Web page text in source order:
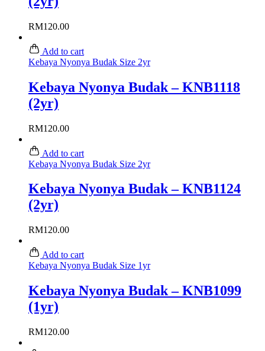
RM120.00
Add to cart
Kebaya Nyonya Budak Size 2yr
Kebaya Nyonya Budak – KNB1118
(2yr)
RM120.00
Add to cart
Kebaya Nyonya Budak Size 2yr
Kebaya Nyonya Budak – KNB1124
(2yr)
RM120.00
Add to cart
Kebaya Nyonya Budak Size 1yr
Kebaya Nyonya Budak – KNB1099
(1yr)
RM120.00